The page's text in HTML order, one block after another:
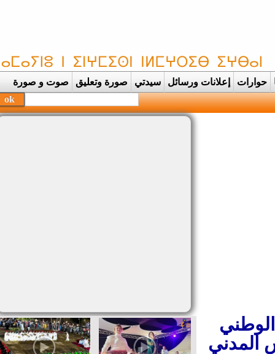
حوارات إعلانات ورسائل سيدتي صورة وتعليق صوت و صورة
دجنبر 20 |
المدني